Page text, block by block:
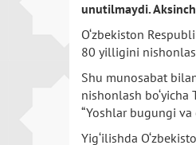
unutilmaydi.
O‘zbekiston
80 yilligini
Shu munosabat
nishonlash bo‘yicha
“Yoshlar bugungi va
Yig‘ilishda